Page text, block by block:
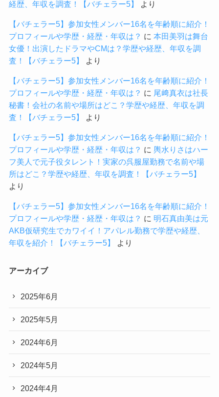
経歴、年収を調査！【バチェラー5】
より
【バチェラー5】参加女性メンバー16名を年齢順に紹介！
プロフィールや学歴・経歴・年収は？ に 本田美羽は舞台
女優！出演したドラマやCMは？学歴や経歴、年収を調
査！【バチェラー5】
より
【バチェラー5】参加女性メンバー16名を年齢順に紹介！
プロフィールや学歴・経歴・年収は？ に 尾﨑真衣は社長
秘書！会社の名前や場所はどこ？学歴や経歴、年収を調
査！【バチェラー5】
より
【バチェラー5】参加女性メンバー16名を年齢順に紹介！
プロフィールや学歴・経歴・年収は？ に 輿水りさはハー
フ美人で元子役タレント！実家の呉服屋勤務で名前や場
所はどこ？学歴や経歴、年収を調査！【バチェラー5】
より
【バチェラー5】参加女性メンバー16名を年齢順に紹介！
プロフィールや学歴・経歴・年収は？ に 明石真由美は元
AKB仮研究生でカワイイ！アパレル勤務で学歴や経歴、
年収を紹介！【バチェラー5】
より
アーカイブ
2025年6月
2025年5月
2024年6月
2024年5月
2024年4月